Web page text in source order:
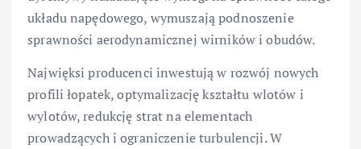
układu napędowego, wymuszają podnoszenie
sprawności aerodynamicznej wirników i obudów.
Najwięksi producenci inwestują w rozwój nowych
profili łopatek, optymalizację kształtu wlotów i
wylotów, redukcję strat na elementach
prowadzących i ograniczenie turbulencji. W